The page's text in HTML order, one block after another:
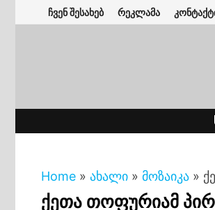
to
ჩვენ შესახებ რეკლამა
Home » ახალი » მოზაიკა »
ქეთა თოფურიამ